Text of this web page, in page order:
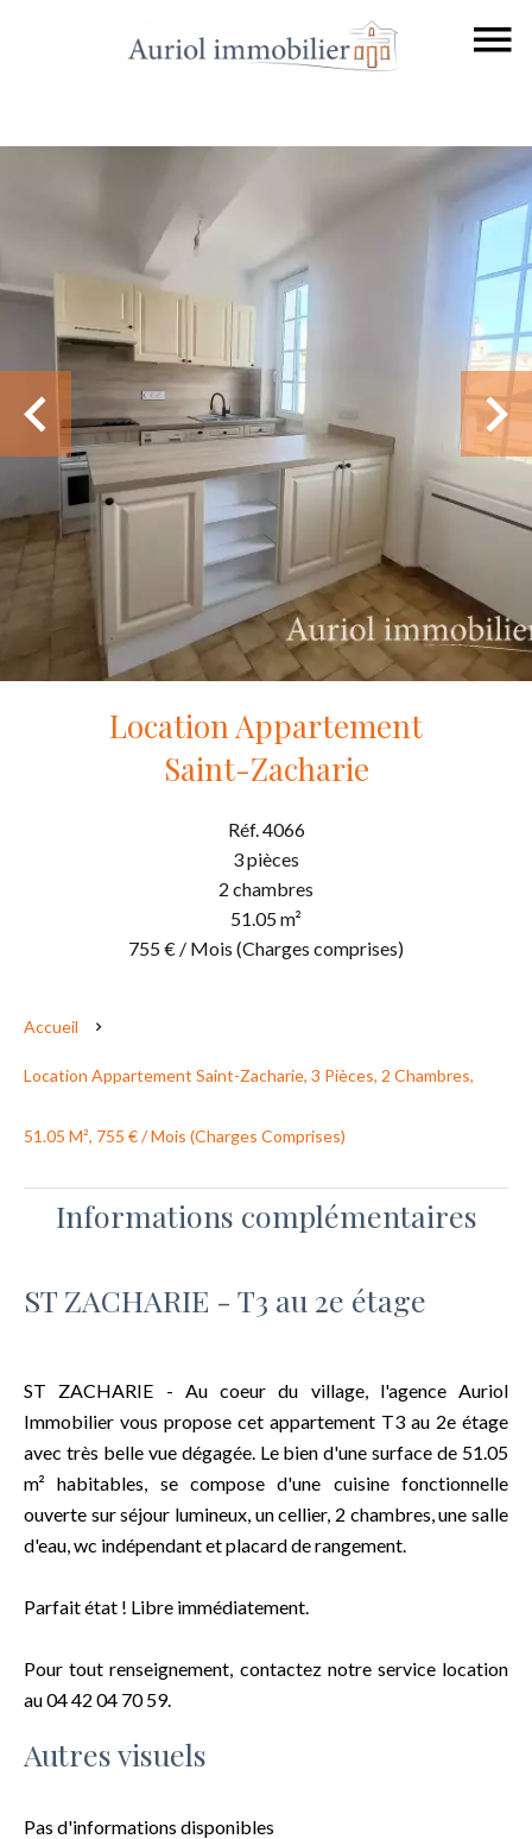
Location Appartement
Saint-Zacharie
Réf. 4066
3 pièces
2 chambres
51.05 m²
755 € / Mois (Charges comprises)
Accueil
Location Appartement Saint-Zacharie, 3 Pièces, 2 Chambres,
51.05 M², 755 € / Mois (Charges Comprises)
Informations complémentaires
ST ZACHARIE - T3 au 2e étage
ST ZACHARIE - Au coeur du village, l'agence Auriol
Immobilier vous propose cet appartement T3 au 2e étage
avec très belle vue dégagée. Le bien d'une surface de 51.05
m² habitables, se compose d'une cuisine fonctionnelle
ouverte sur séjour lumineux, un cellier, 2 chambres, une salle
d'eau, wc indépendant et placard de rangement.
Parfait état ! Libre immédiatement.
Pour tout renseignement, contactez notre service location
au 04 42 04 70 59.
Autres visuels
Pas d'informations disponibles